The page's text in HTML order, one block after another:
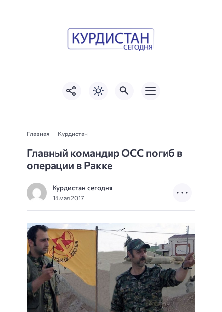
Главная Курдистан
Главный командир ОСС погиб в
операции в Ракке
Курдистан сегодня
14 мая 2017